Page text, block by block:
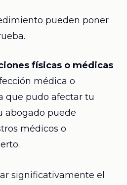
pueden poner
físicas o médicas
médica o
que pudo afectar tu
abogado puede
médicos o
significativamente el